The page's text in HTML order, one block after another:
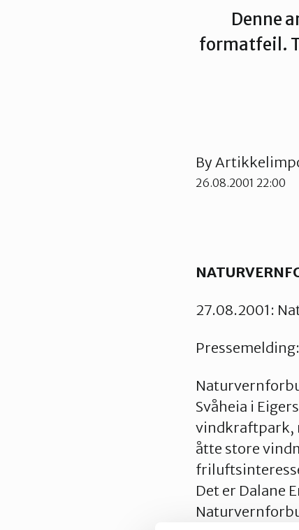
Denne
formatfeil.
By
26.08.2001 22:00
27.08.2001:
Pressemelding:
Svåheia i
vindkraftpark,
åtte store
Det er Dalane